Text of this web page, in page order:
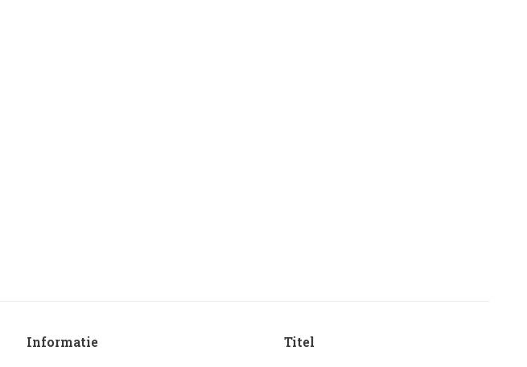
Informatie Titel